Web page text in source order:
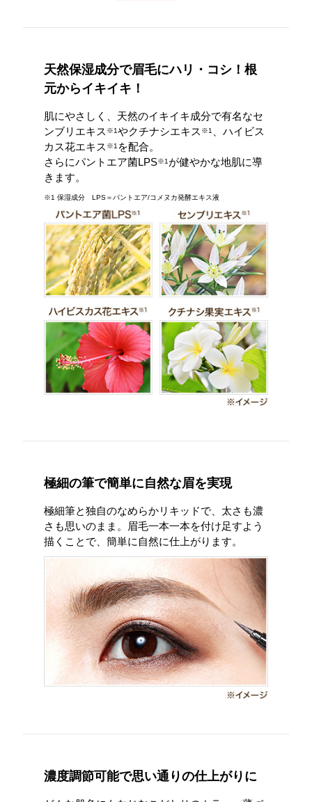
天然保湿成分で眉毛にハリ・コシ！根
元からイキイキ！
肌にやさしく、天然のイキイキ成分で有名なセ
ンブリエキス ※1やクチナシエキス ※1
、ハイビス
カス花エキス ※1 を配合。
さらにパントエア菌LPS※1が健やかな地肌に導
きます。
※1 保湿成分 LPS＝パントエア/コメヌカ発酵エキス液
極細の筆で簡単に自然な眉を実現
極細筆と独自のなめらかリキッドで、太さも濃
さも思いのまま。眉毛一本一本を付け足すよう
描くことで、簡単に自然に仕上がります。
濃度調節可能で思い通りの仕上がりに